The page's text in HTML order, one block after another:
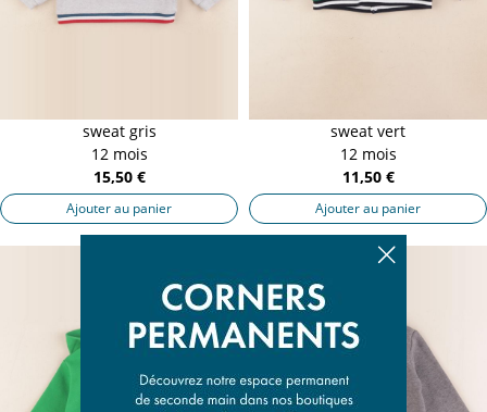
sweat gris
12 mois
15,50 €
Ajouter au panier
sweat vert
12 mois
11,50 €
Ajouter au panier